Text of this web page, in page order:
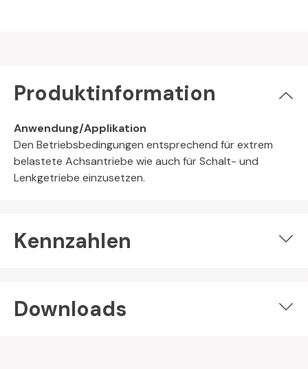
Produktinformation
Anwendung/Applikation
Den Betriebsbedingungen entsprechend für extrem
belastete Achsantriebe wie auch für Schalt- und
Lenkgetriebe einzusetzen.
Kennzahlen
Downloads